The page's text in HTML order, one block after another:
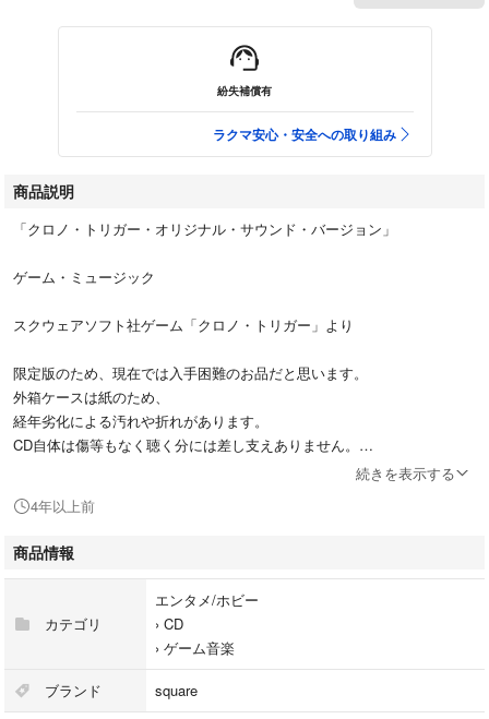
紛失補償有
ラクマ安心・安全への取り組み
商品説明
「クロノ・トリガー・オリジナル・サウンド・バージョン」
ゲーム・ミュージック
スクウェアソフト社ゲーム「クロノ・トリガー」より
限定版のため、現在では入手困難のお品だと思います。
外箱ケースは紙のため、
経年劣化による汚れや折れがあります。
CD自体は傷等もなく聴く分には差し支えありません。
#ゲーム・ミュージック
#CD
#ゲーム音楽
続きを表示する
4年以上前
商品情報
カテゴリ
エンタメ/ホビー
› CD
› ゲーム音楽
ブランド square